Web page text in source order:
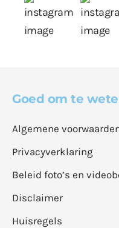
Goed om te
Algemene
Privacyverklaring
Beleid foto’s en
Disclaimer
Huisregels